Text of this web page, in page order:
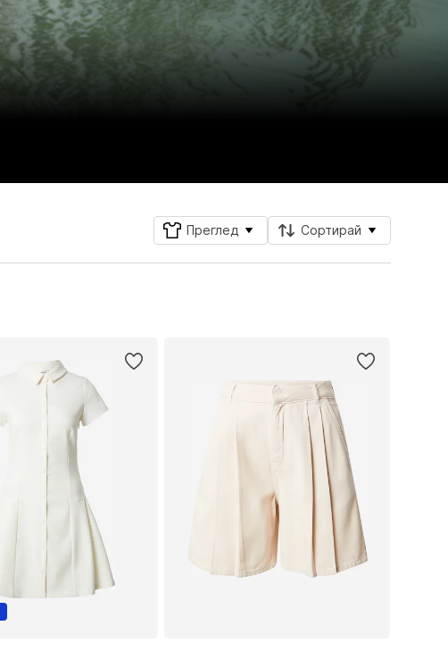
Преглед Сортирай